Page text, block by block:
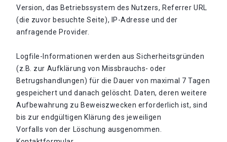
Version, das Betriebssystem des Nutzers, Referrer URL
(die zuvor besuchte Seite), IP-Adresse und der
anfragende Provider.
Logfile-Informationen werden aus Sicherheitsgründen
(z.B. zur Aufklärung von Missbrauchs- oder
Betrugshandlungen) für die Dauer von maximal 7 Tagen
gespeichert und danach gelöscht. Daten, deren weitere
Aufbewahrung zu Beweiszwecken erforderlich ist, sind
bis zur endgültigen Klärung des jeweiligen
Vorfalls von der Löschung ausgenommen.